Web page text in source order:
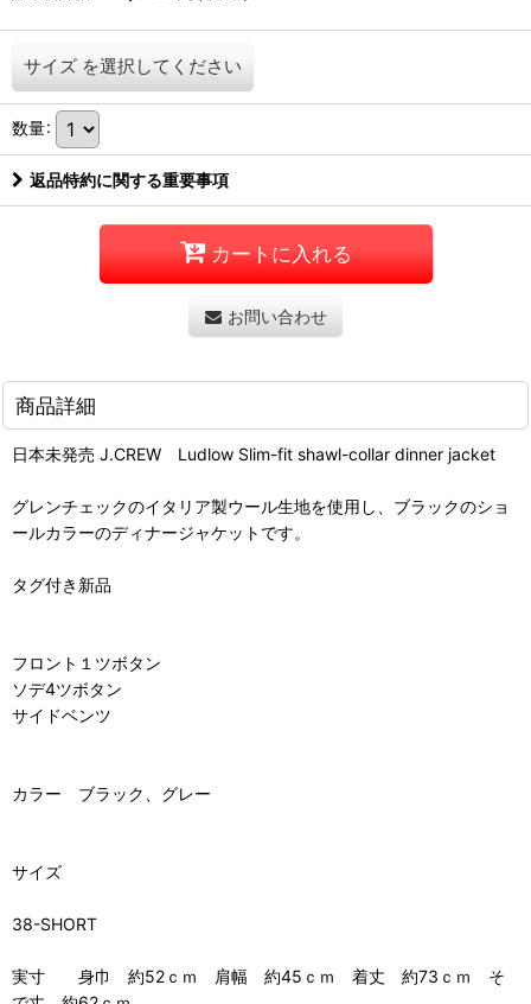
サイズ を選択してください
数量:
返品特約に関する重要事項
カートに入れる
お問い合わせ
商品詳細
日本未発売 J.CREW Ludlow Slim-fit shawl-collar dinner jacket
グレンチェックのイタリア製ウール生地を使用し、ブラックのショ
ールカラーのディナージャケットです。
タグ付き新品
フロント１ツボタン
ソデ4ツボタン
サイドベンツ
カラー ブラック、グレー
サイズ
38-SHORT
実寸 身巾 約52ｃｍ 肩幅 約45ｃｍ 着丈 約73ｃｍ そ